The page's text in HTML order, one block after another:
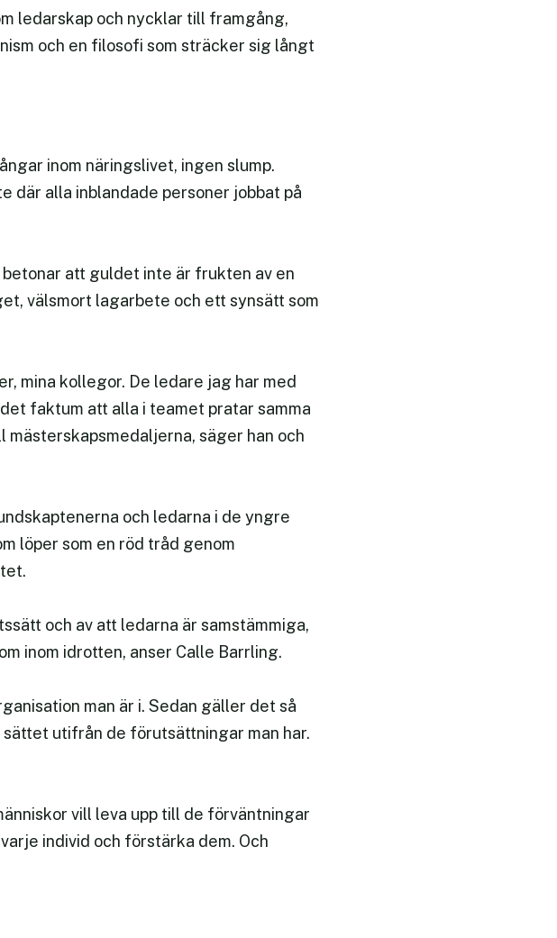
ledarskap och nycklar till framgång,
och en filosofi som sträcker sig långt
inom näringslivet, ingen slump.
alla inblandade personer jobbat på
att guldet inte är frukten av en
välsmort lagarbete och ett synsätt som
mina kollegor. De ledare jag har med
faktum att alla i teamet pratar samma
säger han och
och ledarna i de yngre
löper som en röd tråd genom
och av att ledarna är samstämmiga,
inom idrotten, anser Calle Barrling.
man är i. Sedan gäller det så
utifrån de förutsättningar man har.
vill leva upp till de förväntningar
individ och förstärka dem. Och